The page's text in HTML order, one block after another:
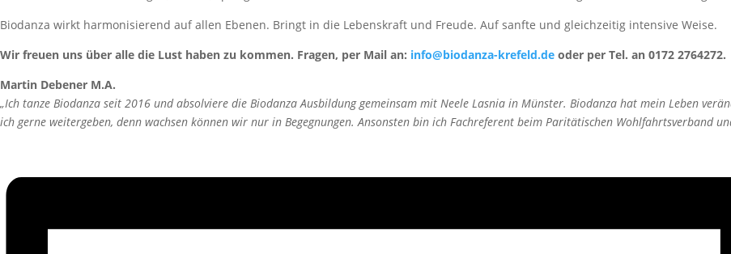
Biodanza wirkt harmonisierend auf allen Ebenen. Bringt in die Lebenskraft und Freude. Auf sanfte und gleichzeitig intensive Weise.
Wir freuen uns über alle die Lust haben zu kommen. Fragen, per Mail an: info@biodanza-krefeld.de oder per Tel. an 0172 2764272.
Martin Debener M.A.
„Ich tanze Biodanza seit 2016 und absolviere die Biodanza Ausbildung gemeinsam mit Neele Lasnia in Münster. Biodanza hat mein Leben
ich gerne weitergeben, denn wachsen können wir nur in Begegnungen. Ansonsten bin ich Fachreferent beim Paritätischen Wohlfahrtsverband